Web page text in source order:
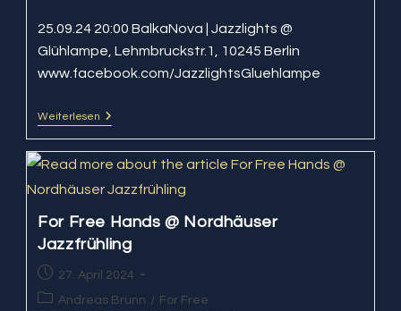
25.09.24 20:00 BalkaNova | Jazzlights @
Glühlampe, Lehmbruckstr.1, 10245 Berlin
www.facebook.com/JazzlightsGluehlampe
Weiterlesen BalkaNova
For Free Hands @ Nordhäuser
Jazzfrühling
Beitrag
veröffentlicht:
27. April 2024
Beitrags-
Andreas Brunn / For Free